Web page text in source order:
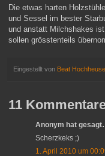
Die etwas harten
und Sessel im bester
und anstatt Milchshakes
sollen grösstenteils
Eingestellt von Beat
11
Anonym hat
Scherzkeks ;)
1. April 2010 um